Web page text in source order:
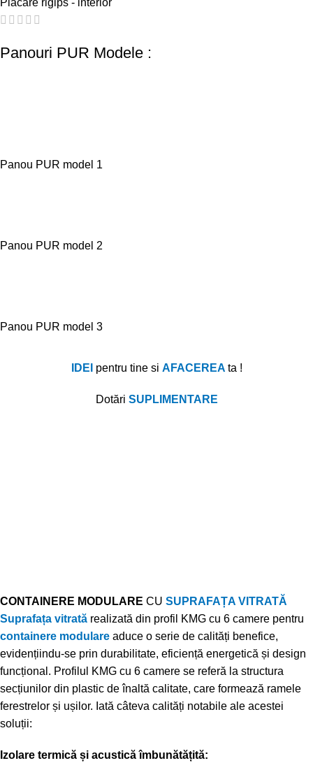
Panouri PUR Modele :
Panou PUR model 1
Panou PUR model 2
Panou PUR model 3
IDEI pentru tine si AFACEREA ta !
Dotări SUPLIMENTARE
CONTAINERE MODULARE CU SUPRAFAȚA VITRATĂ
Suprafața vitrată realizată din profil KMG cu 6 camere pentru
containere modulare aduce o serie de calități benefice,
evidențiindu-se prin durabilitate, eficiență energetică și design
funcțional. Profilul KMG cu 6 camere se referă la structura
secțiunilor din plastic de înaltă calitate, care formează ramele
ferestrelor și ușilor. Iată câteva calități notabile ale acestei
soluții:
Izolare termică și acustică îmbunătățită: